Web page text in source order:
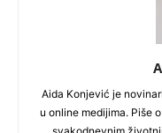
Aida Konjević je
u online medijima. Piše